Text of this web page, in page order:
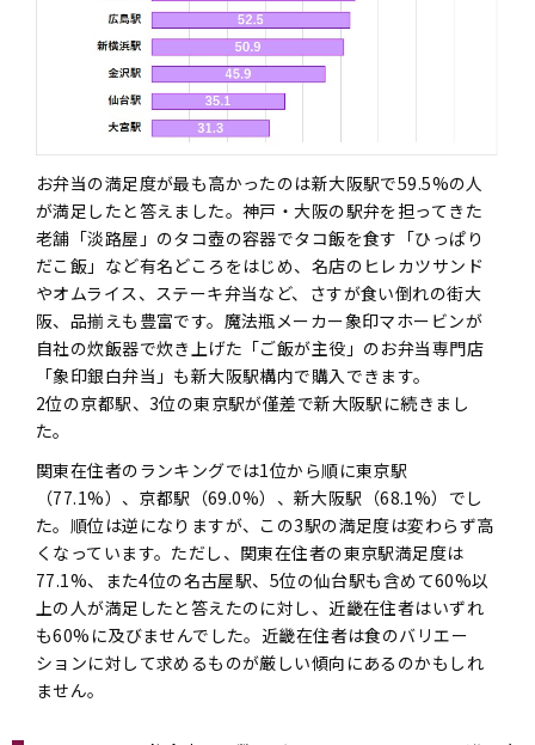
お弁当の満足度が最も高かったのは新大阪駅で59.5%の人
が満足したと答えました。神戸・大阪の駅弁を担ってきた
老舗「淡路屋」のタコ壺の容器でタコ飯を食す「ひっぱり
だこ飯」など有名どころをはじめ、名店のヒレカツサンド
やオムライス、ステーキ弁当など、さすが食い倒れの街大
阪、品揃えも豊富です。魔法瓶メーカー象印マホービンが
自社の炊飯器で炊き上げた「ご飯が主役」のお弁当専門店
「象印銀白弁当」も新大阪駅構内で購入できます。
2位の京都駅、3位の東京駅が僅差で新大阪駅に続きまし
た。
関東在住者のランキングでは1位から順に東京駅
（77.1%）、京都駅（69.0%）、新大阪駅（68.1%）でし
た。順位は逆になりますが、この3駅の満足度は変わらず高
くなっています。ただし、関東在住者の東京駅満足度は
77.1%、また4位の名古屋駅、5位の仙台駅も含めて60%以
上の人が満足したと答えたのに対し、近畿在住者はいずれ
も60%に及びませんでした。近畿在住者は食のバリエー
ションに対して求めるものが厳しい傾向にあるのかもしれ
ません。